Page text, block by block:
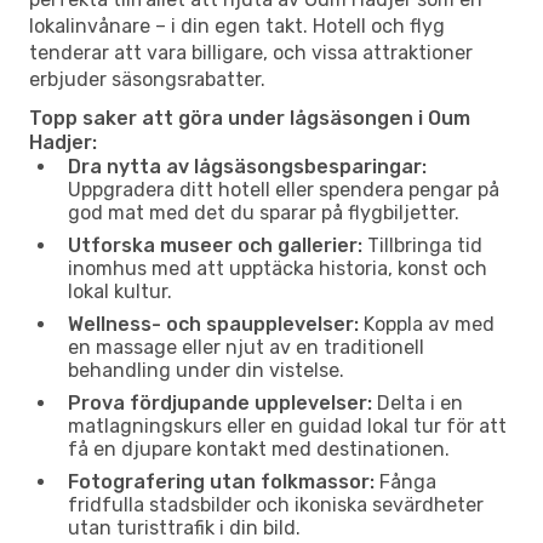
lokalinvånare – i din egen takt. Hotell och flyg
tenderar att vara billigare, och vissa attraktioner
erbjuder säsongsrabatter.
Topp saker att göra under lågsäsongen i Oum
Hadjer:
Dra nytta av lågsäsongsbesparingar:
Uppgradera ditt hotell eller spendera pengar på
god mat med det du sparar på flygbiljetter.
Utforska museer och gallerier: Tillbringa tid
inomhus med att upptäcka historia, konst och
lokal kultur.
Wellness- och spaupplevelser: Koppla av med
en massage eller njut av en traditionell
behandling under din vistelse.
Prova fördjupande upplevelser: Delta i en
matlagningskurs eller en guidad lokal tur för att
få en djupare kontakt med destinationen.
Fotografering utan folkmassor: Fånga
fridfulla stadsbilder och ikoniska sevärdheter
utan turisttrafik i din bild.